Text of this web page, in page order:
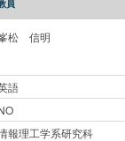
員
松 信明
語
報理工学系研究科